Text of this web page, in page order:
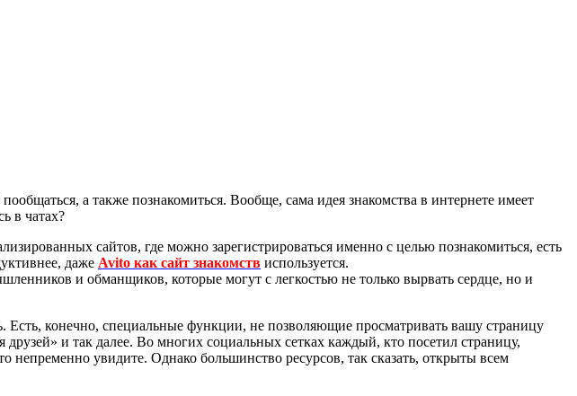
а также познакомиться. Вообще, сама идея знакомства в интернете имеет
в чатах?
сайтов, где можно зарегистрироваться именно с целью познакомиться, есть
даже Avito как сайт знакомств используется.
и обманщиков, которые могут с легкостью не только вырвать сердце, но и
конечно, специальные функции, не позволяющие просматривать вашу страницу
и так далее. Во многих социальных сетках каждый, кто посетил страницу,
непременно увидите. Однако большинство ресурсов, так сказать, открыты всем